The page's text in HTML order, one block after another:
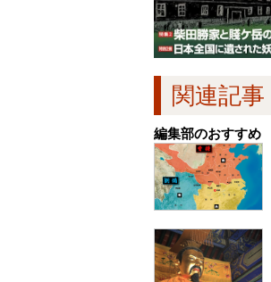
関連記事
編集部のおすすめ